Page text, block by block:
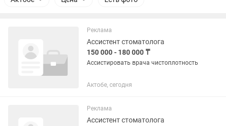
Реклама
Ассистент стоматолога
150 000 - 180 000 ₸
Ассистировать врача чистоплотность
Актобе, сегодня
Реклама
Ассистент стоматолога